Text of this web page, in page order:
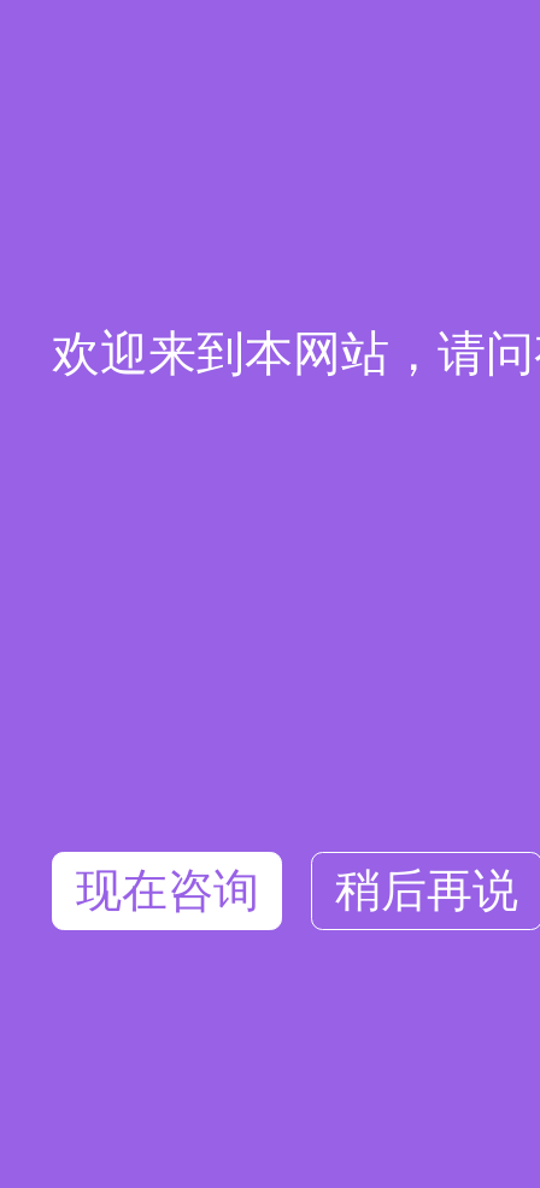
欢迎来到本网站，请
现在咨询 稍后再说